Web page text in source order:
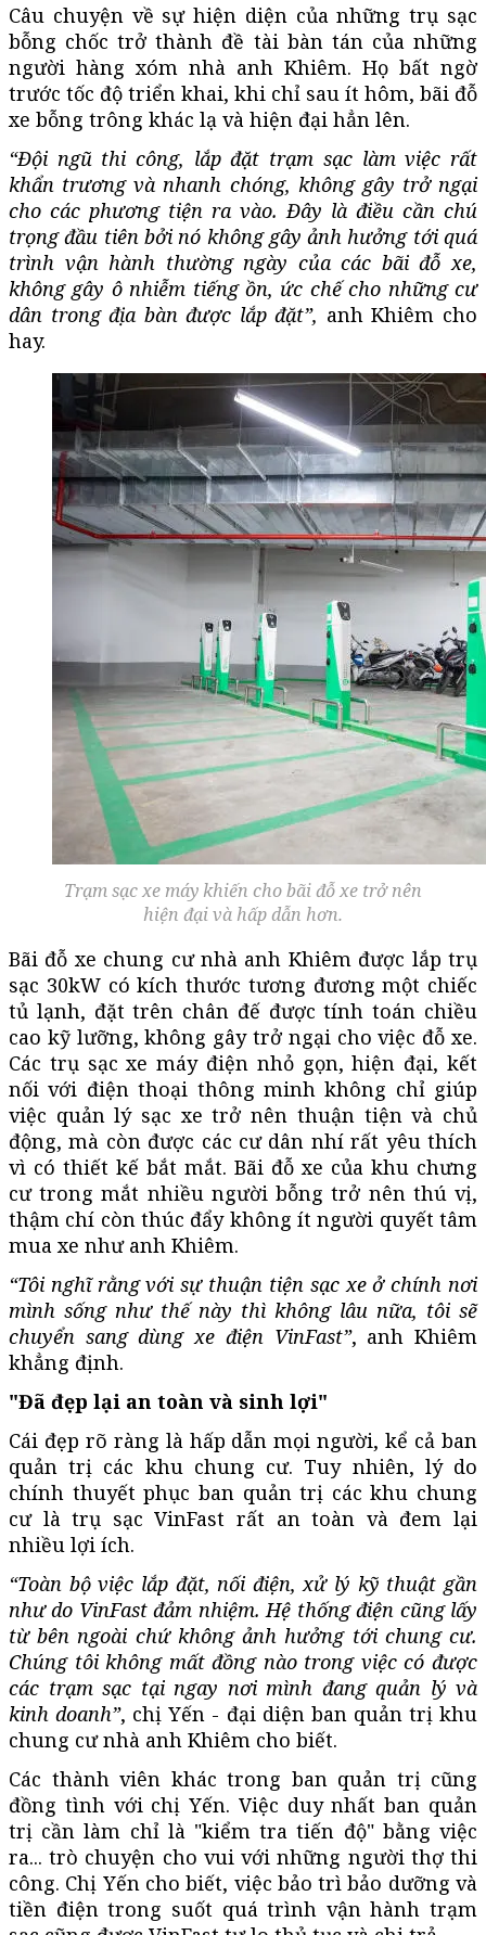
Câu chuyện về sự hiện diện của những trụ sạc
bỗng chốc trở thành đề tài bàn tán của những
người hàng xóm nhà anh Khiêm. Họ bất ngờ
trước tốc độ triển khai, khi chỉ sau ít hôm, bãi đỗ
xe bỗng trông khác lạ và hiện đại hẳn lên.
“Đội ngũ thi công, lắp đặt trạm sạc làm việc rất
khẩn trương và nhanh chóng, không gây trở ngại
cho các phương tiện ra vào. Đây là điều cần chú
trọng đầu tiên bởi nó không gây ảnh hưởng tới quá
trình vận hành thường ngày của các bãi đỗ xe,
không gây ô nhiễm tiếng ồn, ức chế cho những cư
dân trong địa bàn được lắp đặt”, anh Khiêm cho
hay.
Trạm sạc xe máy khiến cho bãi đỗ xe trở nên
hiện đại và hấp dẫn hơn.
Bãi đỗ xe chung cư nhà anh Khiêm được lắp trụ
sạc 30kW có kích thước tương đương một chiếc
tủ lạnh, đặt trên chân đế được tính toán chiều
cao kỹ lưỡng, không gây trở ngại cho việc đỗ xe.
Các trụ sạc xe máy điện nhỏ gọn, hiện đại, kết
nối với điện thoại thông minh không chỉ giúp
việc quản lý sạc xe trở nên thuận tiện và chủ
động, mà còn được các cư dân nhí rất yêu thích
vì có thiết kế bắt mắt. Bãi đỗ xe của khu chưng
cư trong mắt nhiều người bỗng trở nên thú vị,
thậm chí còn thúc đẩy không ít người quyết tâm
mua xe như anh Khiêm.
“Tôi nghĩ rằng với sự thuận tiện sạc xe ở chính nơi
mình sống như thế này thì không lâu nữa, tôi sẽ
chuyển sang dùng xe điện VinFast”, anh Khiêm
khẳng định.
"Đã đẹp lại an toàn và sinh lợi"
Cái đẹp rõ ràng là hấp dẫn mọi người, kể cả ban
quản trị các khu chung cư. Tuy nhiên, lý do
chính thuyết phục ban quản trị các khu chung
cư là trụ sạc VinFast rất an toàn và đem lại
nhiều lợi ích.
“Toàn bộ việc lắp đặt, nối điện, xử lý kỹ thuật gần
như do VinFast đảm nhiệm. Hệ thống điện cũng lấy
từ bên ngoài chứ không ảnh hưởng tới chung cư.
Chúng tôi không mất đồng nào trong việc có được
các trạm sạc tại ngay nơi mình đang quản lý và
kinh doanh”, chị Yến - đại diện ban quản trị khu
chung cư nhà anh Khiêm cho biết.
Các thành viên khác trong ban quản trị cũng
đồng tình với chị Yến. Việc duy nhất ban quản
trị cần làm chỉ là "kiểm tra tiến độ" bằng việc
ra... trò chuyện cho vui với những người thợ thi
công. Chị Yến cho biết, việc bảo trì bảo dưỡng và
tiền điện trong suốt quá trình vận hành trạm